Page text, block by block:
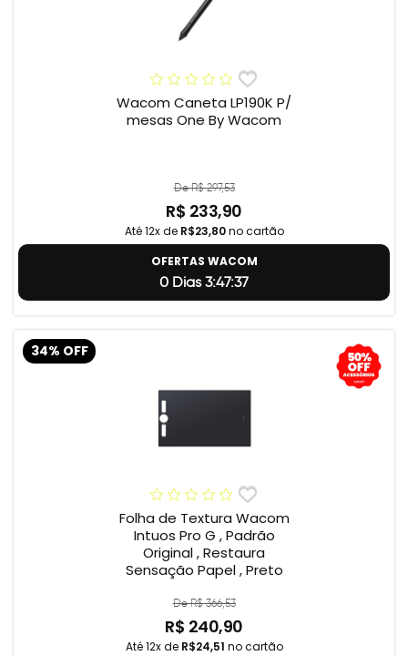
Wacom Caneta LP190K P/
mesas One By Wacom
De R$ 297,53
R$ 233,90
Até 12x de R$23,80no cartão
OFERTAS WACOM
0 Dias 3:47:36
34% OFF
Folha de Textura Wacom
Intuos Pro G , Padrão
Original , Restaura
Sensação Papel , Preto
De R$ 366,53
R$ 240,90
Até 12x de R$24,51 no cartão